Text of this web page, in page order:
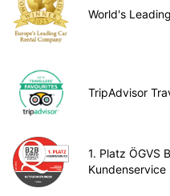
World's
TripAdvisor
1. Platz ÖGVS
Kundenservice